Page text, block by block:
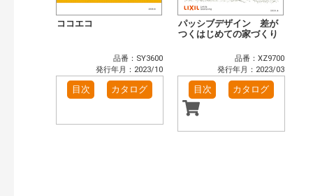
ココエコ
品番：SY3600
発行年月：2023/10
目次 カタログ
パッシブデザイン 差が
つくはじめての家づくり
品番：XZ9700
発行年月：2023/03
目次 カタログ